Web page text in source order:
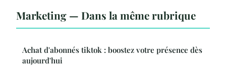
Marketing — Dans la même rubrique
Achat d'abonnés tiktok : boostez votre présence dès
aujourd'hui